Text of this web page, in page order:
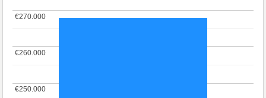
€250.000
€250.000
€260.000
€260.000
€270.000
€270.000